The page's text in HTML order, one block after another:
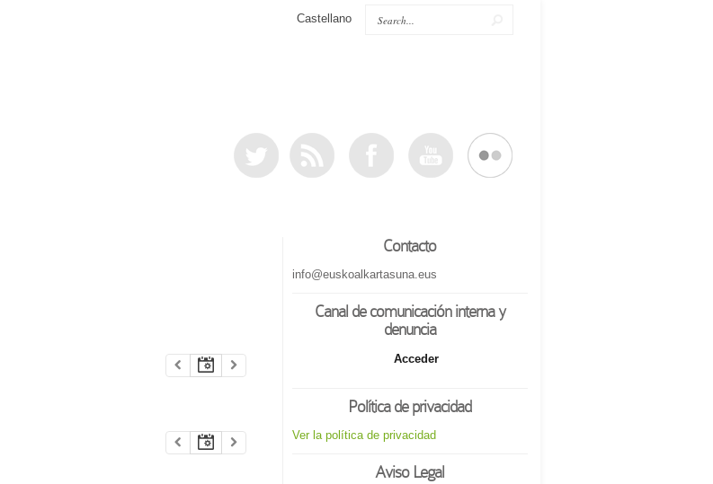
Castellano
Contacto
info@euskoalkartasuna.eus
Canal de comunicación interna y
denuncia
Acceder
Política de privacidad
Ver la política de privacidad
Aviso Legal